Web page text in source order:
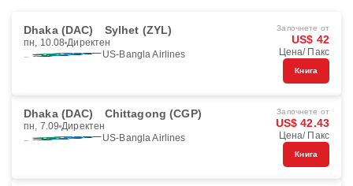
Dhaka (DAC) Sylhet (ZYL)
пн, 10.08 Директен
US-Bangla Airlines
Започнете от
US$ 42
Цена/ Пакс
Книга
Dhaka (DAC) Chittagong (CGP)
пн, 7.09 Директен
US-Bangla Airlines
Започнете от
US$ 42.43
Цена/ Пакс
Книга